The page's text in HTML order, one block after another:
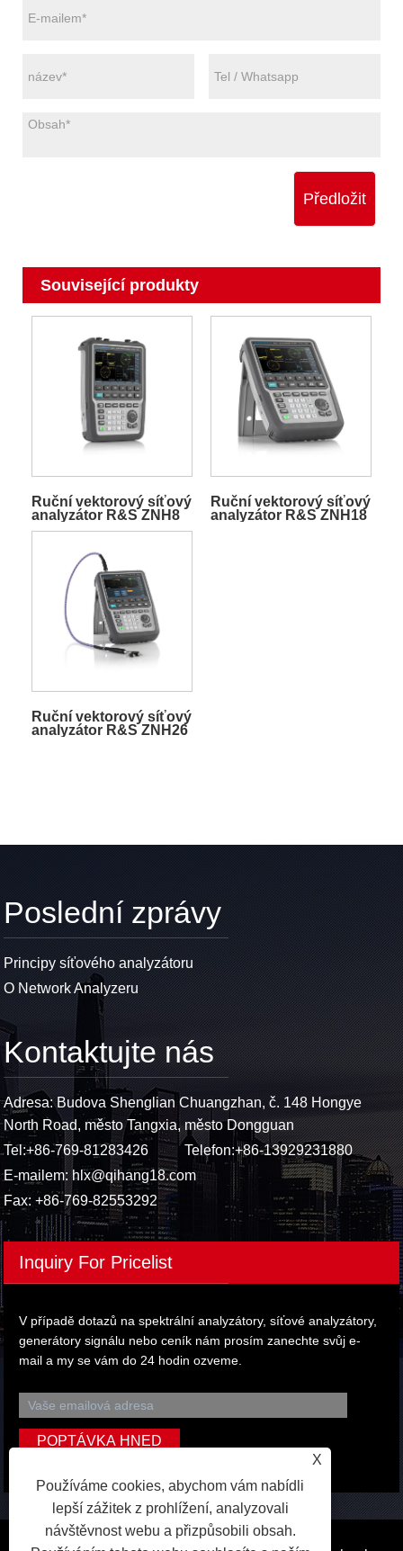
Předložit
Související produkty
Ruční vektorový síťový
analyzátor R&S ZNH8
Ruční vektorový síťový
analyzátor R&S ZNH18
Ruční vektorový síťový
analyzátor R&S ZNH26
Poslední zprávy
Principy síťového analyzátoru
O Network Analyzeru
Kontaktujte nás
Adresa: Budova Shenglian Chuangzhan, č. 148 Hongye
North Road, město Tangxia, město Dongguan
Tel:+86-769-81283426 Telefon:+86-13929231880
E-mailem:hlx@qihang18.com
Fax: +86-769-82553292
Inquiry For Pricelist
V případě dotazů na spektrální analyzátory, síťové analyzátory,
generátory signálu nebo ceník nám prosím zanechte svůj e-
mail a my se vám do 24 hodin ozveme.
X
Používáme cookies, abychom vám nabídli
lepší zážitek z prohlížení, analyzovali
návštěvnost webu a přizpůsobili obsah.